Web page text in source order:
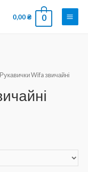
0,00₴ 0
Wifa звичайні